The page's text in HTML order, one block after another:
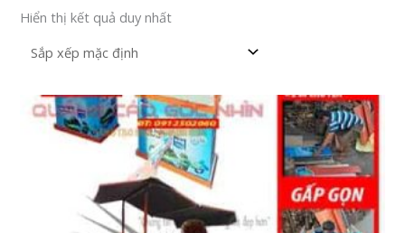
Hiển thị kết quả duy nhất